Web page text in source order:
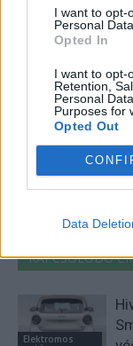
I want to opt-
Personal
Opted In
I want to opt-
Retention,
Personal
Purposes for
Opted Out
Data
Főállásban
KAPCSOLÓDÓ
Elektromos